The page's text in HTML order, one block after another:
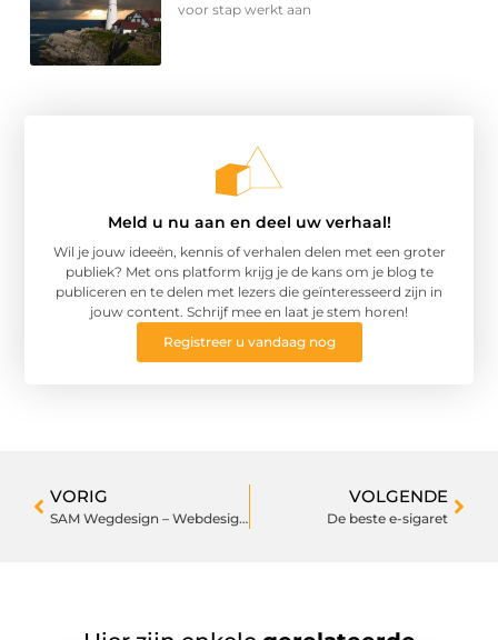
voor stap werkt aan
Meld u nu aan en deel uw verhaal!
Wil je jouw ideeën, kennis of verhalen delen met een groter
publiek? Met ons platform krijg je de kans om je blog te
publiceren en te delen met lezers die geïnteresseerd zijn in
jouw content. Schrijf mee en laat je stem horen!
Registreer u vandaag nog
VORIG
SAM Wegdesign – Webdesign in Rotterdam
VOLGENDE
De beste e-sigaret